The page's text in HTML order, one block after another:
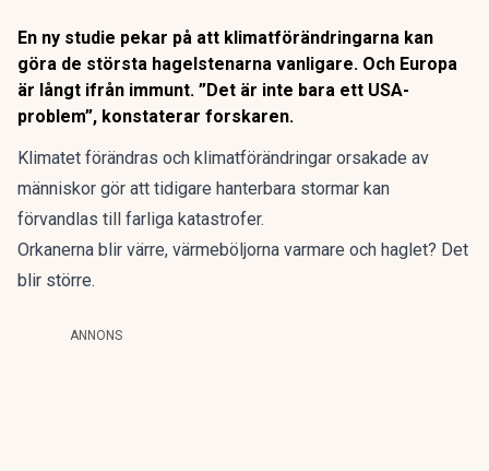
En ny studie pekar på att klimatförändringarna kan
göra de största hagelstenarna vanligare. Och Europa
är långt ifrån immunt. ”Det är inte bara ett USA-
problem”, konstaterar forskaren.
Klimatet förändras och klimatförändringar orsakade av
människor gör att tidigare hanterbara stormar kan
förvandlas till farliga katastrofer.
Orkanerna blir värre, värmeböljorna varmare och haglet? Det
blir större.
ANNONS